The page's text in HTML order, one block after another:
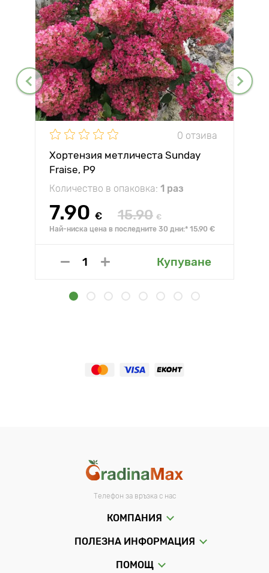
0 отзива
Хортензия метличеста Sunday
Fraise, P9
Количество в опаковка: 1 раз
7.90 € 15.90 €
Най-ниска цена в последните 30 дни:* 15.90 €
Купуване
Телефон за връзка с нас
КОМПАНИЯ
ПОЛЕЗНА ИНФОРМАЦИЯ
ПОМОЩ